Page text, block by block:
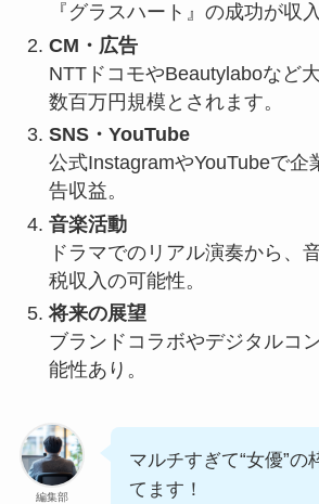
『グラスハート』の成功が収
CM・広告
NTTドコモやBeautylaboなど
数百万円規模とされます。
SNS・YouTube
公式InstagramやYouTubeで企
告収益。
音楽活動
ドラマでのリアル演奏から、
税収入の可能性。
将来の展望
ブランドコラボやデジタルコ
能性あり。
編集部
マルチすぎて“女優”の
てます！